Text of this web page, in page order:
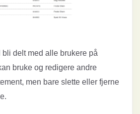
bli delt med alle brukere på
bruke og redigere andre
men bare slette eller fjerne